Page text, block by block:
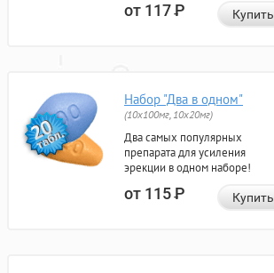
от 117Р Купить
Набор "Два в одном"
(10x100мг, 10x20мг)
Два самых популярных
препарата для усиления
эрекции в одном наборе!
от 115Р Купить